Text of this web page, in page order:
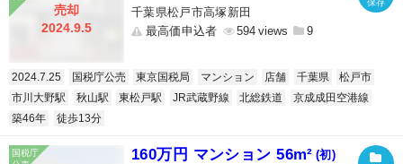
売却
2024.9.5
千葉県松戸市高塚新田
最高価申込者
594 9
2024.7.25 国税庁公売 東京国税局 マンション 店舗 千葉県
松戸市
市川大野駅
秋山駅 東松戸駅 JR武蔵野線 北総鉄道
京成成田空港線
築46年
徒歩13分
160万円 マンション 56m² (初)